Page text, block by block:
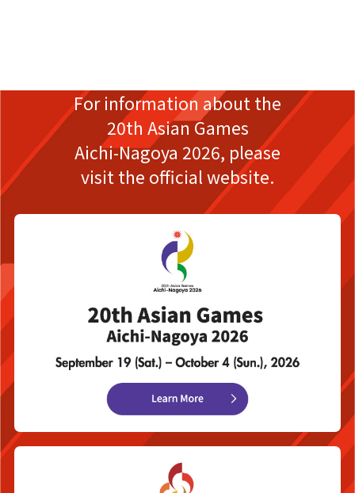
For information about the
20th Asian Games
Aichi-Nagoya 2026, please
visit the official website.